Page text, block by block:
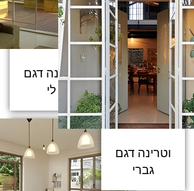
וטרינה דגם
לי
וטרינה דגם
גברי